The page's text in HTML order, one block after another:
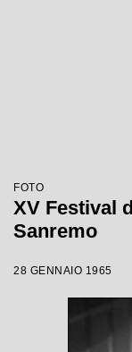
FOTO
XV Festival
Sanremo
28 GENNAIO 1965